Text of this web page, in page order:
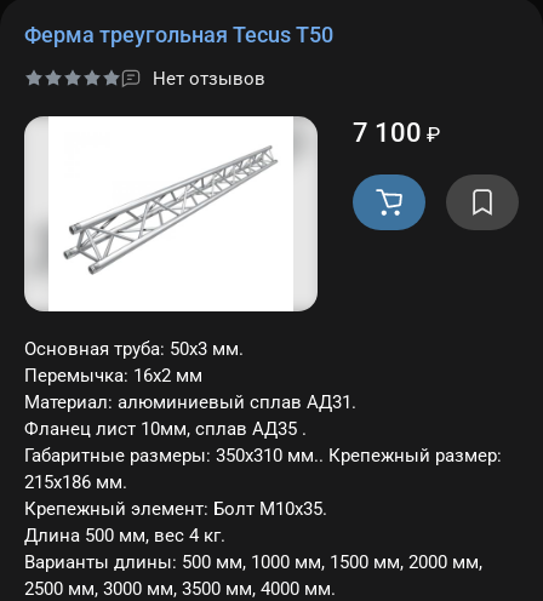
Ферма треугольная Tecus T50
Нет отзывов
7 100 ₽
Основная труба: 50х3 мм.
Перемычка: 16х2 мм
Материал: алюминиевый сплав АД31.
Фланец лист 10мм, сплав АД35 .
Габаритные размеры: 350х310 мм.. Крепежный размер:
215х186 мм.
Крепежный элемент: Болт M10х35.
Длина 500 мм, вес 4 кг.
Варианты длины: 500 мм, 1000 мм, 1500 мм, 2000 мм,
2500 мм, 3000 мм, 3500 мм, 4000 мм.